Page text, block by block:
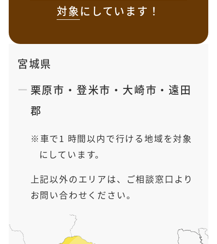
対象にしています！
宮城県
栗原市 ・ 登米市 ・ 大崎市 ・ 遠田
郡
車で1 時間以内で行ける地域を対象
にしています。
上記以外のエリアは、ご相談窓口より
お問い合わせください。